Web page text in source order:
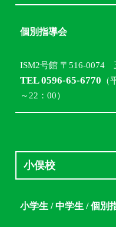
個別指導会
ISM2号館 〒516-0074
TEL 0596-65-6770 （
～22：00）
小俣校
小学生 / 中学生 / 個別